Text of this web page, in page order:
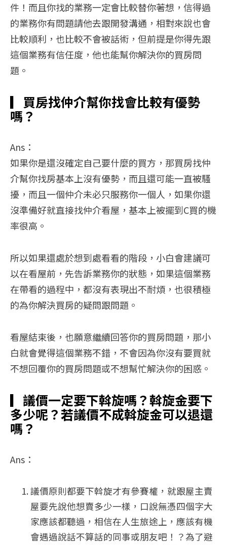
件！而且你找的業務一定會比較替你著想，信得過
的業務你有問題請他去跟開發溝通，相對來說也會
比較順利，也比較不會被話術，但前提是你得先跟
這個業務有信任度，他也能幫你解決你的買房問
題。
▎ 買房找仲介幫你找會比較有優勢
嗎？
Ans：
如果你是還沒確定自己要什麼的買方，那買房找仲
介幫你找房基本上沒有優勢，而且還可能一直被騷
擾，而且一個仲介未必只服務你一個人，如果你還
沒準備好就直接找仲介看屋，基本上被擺到C買的機
率很高。
所以如果還處於想到處看看的階段，小白會建議可
以在看屋前，先告訴業務你的狀態，如果這個業務
在帶看的過程中，都沒有表現出不耐煩，也很積極
的為你解決買房的疑問跟問題。
看屋結束後，也願意繼續回答你的買房問題，那小
白就會覺得這個業務不錯，不會因為你沒有要買就
不想回覆你的買房問題或不想幫忙解決你的困惑。
▎ 議價一定要下斡旋嗎？斡旋金要下
多少呢？若議價不成斡旋金可以退還
嗎？
Ans：
議價原則都要下斡旋才有參賽權，就跟屋主賣
屋要先說他想賣多少一樣，口說無憑四個字大
家應該都聽過，相信在人生旅途上，應該有機
會遇過說話不算話的同事或朋友吧！？為了避